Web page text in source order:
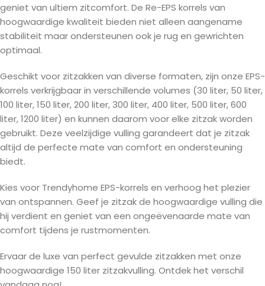
geniet van ultiem zitcomfort. De Re-EPS korrels van
hoogwaardige kwaliteit bieden niet alleen aangename
stabiliteit maar ondersteunen ook je rug en gewrichten
optimaal.
Geschikt voor zitzakken van diverse formaten, zijn onze EPS-
korrels verkrijgbaar in verschillende volumes (30 liter, 50 liter,
100 liter, 150 liter, 200 liter, 300 liter, 400 liter, 500 liter, 600
liter, 1200 liter) en kunnen daarom voor elke zitzak worden
gebruikt. Deze veelzijdige vulling garandeert dat je zitzak
altijd de perfecte mate van comfort en ondersteuning
biedt.
Kies voor Trendyhome EPS-korrels en verhoog het plezier
van ontspannen. Geef je zitzak de hoogwaardige vulling die
hij verdient en geniet van een ongeëvenaarde mate van
comfort tijdens je rustmomenten.
Ervaar de luxe van perfect gevulde zitzakken met onze
hoogwaardige 150 liter zitzakvulling. Ontdek het verschil